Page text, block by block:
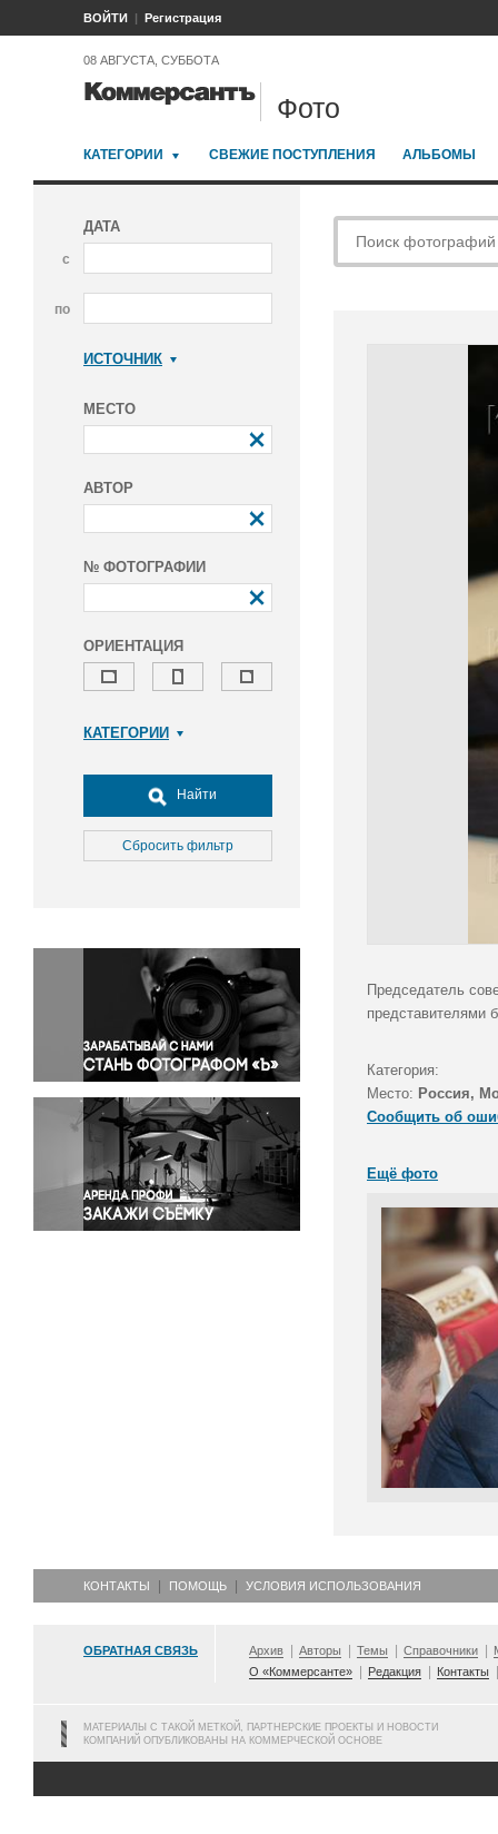
ВОЙТИ Регистрация
08 АВГУСТА, СУББОТА
Фото
КАТЕГОРИИ СВЕЖИЕ ПОСТУПЛЕНИЯ АЛЬБОМЫ
ДАТА
с
по
ИСТОЧНИК
МЕСТО
АВТОР
№ ФОТОГРАФИИ
ОРИЕНТАЦИЯ
КАТЕГОРИИ
Досуг, туризм и отдых
Культура
Медицина
Окружающая среда
Политика
Правосудие
Происшествия и конфликты
Религия
Светская жизнь
Спорт
Экология
Экономика и бизнес
Найти
Сбросить фильтр
Председатель
представителями
Категория:
Место: Россия,
Сообщить об
Ещё фото
КОНТАКТЫ ПОМОЩЬ УСЛОВИЯ ИСПОЛЬЗОВАНИЯ
ОБРАТНАЯ СВЯЗЬ Архив Авторы Темы Справочники
О «Коммерсанте»
Редакция Контакты
МАТЕРИАЛЫ С ТАКОЙ МЕТКОЙ, ПАРТНЕРСКИЕ ПРОЕКТЫ И НОВОСТИ
КОМПАНИЙ ОПУБЛИКОВАНЫ НА КОММЕРЧЕСКОЙ ОСНОВЕ